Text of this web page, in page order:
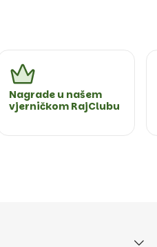
Nagrade u našem
vjerničkom RajClubu